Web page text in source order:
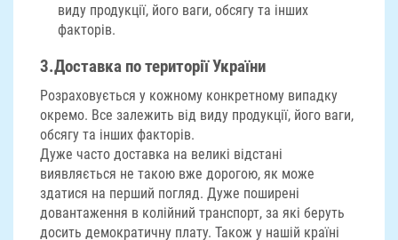
виду продукції, його ваги, обсягу та інших
факторів.
3.Доставка по території України
Розраховується у кожному конкретному випадку
окремо. Все залежить від виду продукції, його ваги,
обсягу та інших факторів.
Дуже часто доставка на великі відстані
виявляється не такою вже дорогою, як може
здатися на перший погляд. Дуже поширені
довантаження в колійний транспорт, за які беруть
досить демократичну плату. Також у нашій країні